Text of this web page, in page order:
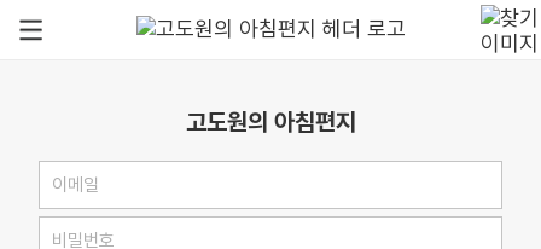
고도원의 아침편지